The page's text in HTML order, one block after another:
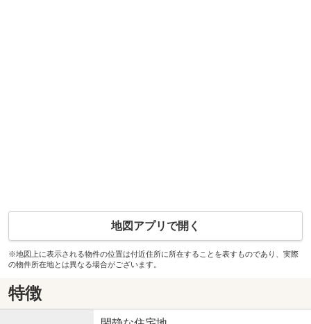
地図アプリで開く
※地図上に表示される物件の位置は付近住所に所在することを表すものであり、実際
の物件所在地とは異なる場合がございます。
特徴